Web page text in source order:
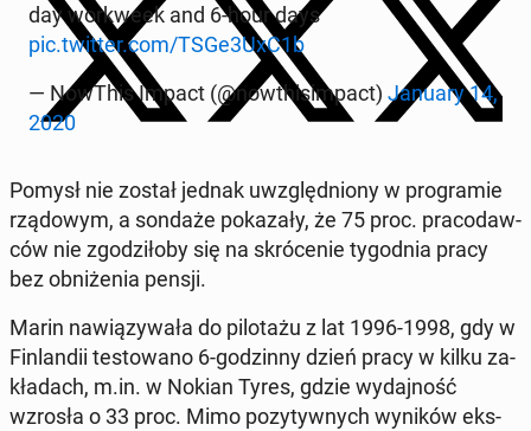
day wor­kwe­ek and 6-hour days
pic.twitter.com/TSGe3UxC1b
— NowThis Impact (@now­thi­sim­pact) January 14,
2020
Pomysł nie został jednak uwzględ­nio­ny w pro­gra­mie
rzą­do­wym, a sondaże po­ka­za­ły, że 75 proc. pra­co­daw­
ców nie zgo­dzi­ło­by się na skró­ce­nie ty­go­dnia pracy
bez ob­ni­że­nia pensji.
Marin na­wią­zy­wa­ła do pi­lo­ta­żu z lat 1996-1998, gdy w
Fin­lan­dii te­sto­wa­no 6-go­dzin­ny dzień pracy w kilku za­
kła­dach, m.in. w Nokian Tyres, gdzie wy­daj­ność
wzrosła o 33 proc. Mimo po­zy­tyw­nych wyników eks­